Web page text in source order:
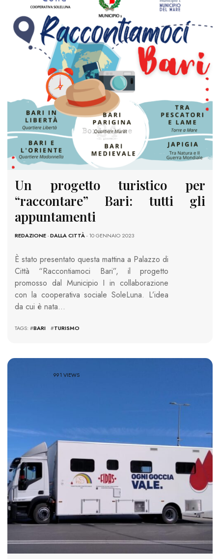
Un progetto turistico per
“raccontare” Bari: tutti gli
appuntamenti
REDAZIONE-DALLA CITTÀ- 10 GENNAIO 2023
È stato presentato questa mattina a Palazzo di
Città “Raccontiamoci Bari”, il progetto
promosso dal Municipio I in collaborazione
con la cooperativa sociale SoleLuna. L’idea
da cui è nata…
TAGS: #BARI #TURISMO
991 VIEWS